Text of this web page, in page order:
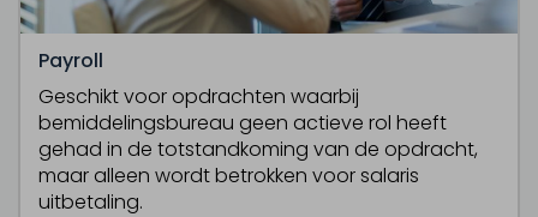
Payroll
Geschikt voor opdrachten waarbij
bemiddelingsbureau geen actieve rol heeft
gehad in de totstandkoming van de opdracht,
maar alleen wordt betrokken voor salaris
uitbetaling.